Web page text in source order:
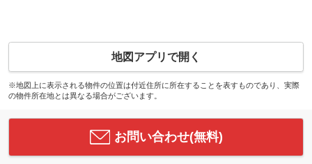
地図アプリで開く
※地図上に表示される物件の位置は付近住所に所在することを表すものであり、実際
の物件所在地とは異なる場合がございます。
お問い合わせ(無料)